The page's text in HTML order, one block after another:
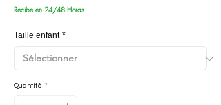
Recibe en 24/48 Horas
Taille enfant *
Quantité *